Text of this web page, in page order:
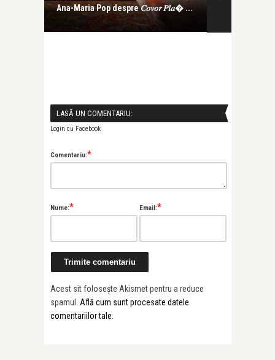
Ana-Maria Pop despre 𝐶𝑜𝑣𝑜𝑟 𝑃𝑙𝑎� ...
LASĂ UN COMENTARIU:
Login cu Facebook
Comentariu:*
Nume:* Email:*
Acest sit folosește Akismet pentru a reduce
spamul. Află cum sunt procesate datele
comentariilor tale